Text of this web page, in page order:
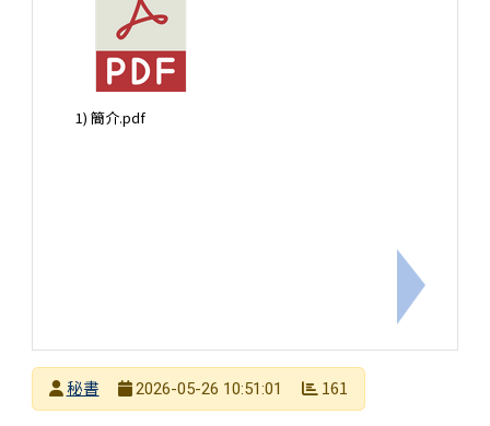
1) 簡介.pdf
下一筆：
發布者
秘書
2026-05-26 10:51:01 161